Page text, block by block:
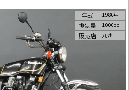
年式
1980年
排気量 1000cc
販売店 九州